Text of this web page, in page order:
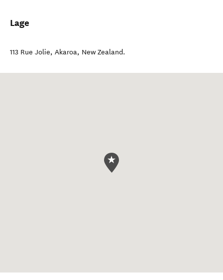
Lage
113 Rue Jolie, Akaroa, New Zealand.